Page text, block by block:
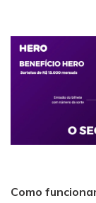
Como